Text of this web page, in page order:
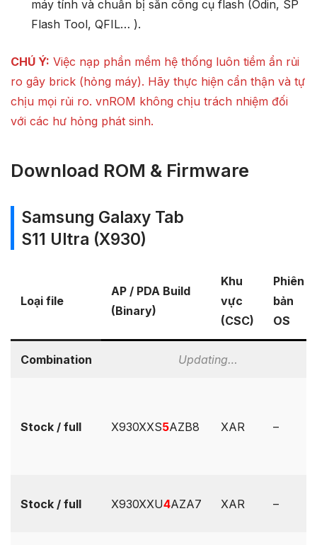
máy tính và chuẩn bị sẵn công cụ flash (Odin, SP
Flash Tool, QFIL… ).
CHÚ Ý: Việc nạp phần mềm hệ thống luôn tiềm ẩn rủi
ro gây brick (hỏng máy). Hãy thực hiện cẩn thận và tự
chịu mọi rủi ro. vnROM không chịu trách nhiệm đối
với các hư hỏng phát sinh.
Download ROM & Firmware
Samsung Galaxy Tab
S11 Ultra (X930)
Loại file
AP / PDA Build
(Binary)
Khu
vực
(CSC)
Phiên
bản
OS
Combination Updating…
Stock / full X930XXS5AZB8 XAR –
Stock / full X930XXU4AZA7 XAR –